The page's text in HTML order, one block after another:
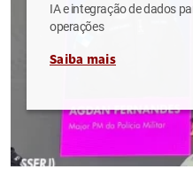
IA e integração de dados
operações
Saiba mais